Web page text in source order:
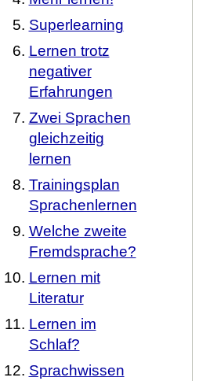
Superlearning
Lernen trotz
negativer
Erfahrungen
Zwei Sprachen
gleichzeitig
lernen
Trainingsplan
Sprachenlernen
Welche zweite
Fremdsprache?
Lernen mit
Literatur
Lernen im
Schlaf?
Sprachwissen